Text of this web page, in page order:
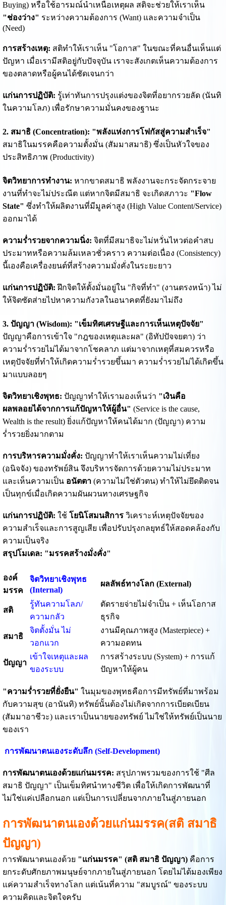
Buying) หรือใช้อารมณ์นำเหนือเหตุผล สติจะช่วยให้เราเห็น
"ช่องว่าง" ระหว่างความต้องการ (Want) และความจำเป็น
(Need)
การสร้างเหตุ: สติทำให้เราเห็น "โอกาส" ในขณะที่คนอื่นเห็นแต่
ปัญหา เมื่อเรามีสติอยู่กับปัจจุบัน เราจะสังเกตเห็นความต้องการ
ของตลาดหรือผู้คนได้ชัดเจนกว่า
แก่นการปฏิบัติ: รู้เท่าทันการปรุงแต่งของจิตที่อยากรวยลัด (นันทิ
ในความโลภ) เพื่อรักษาความมั่นคงของฐานะ
2. สมาธิ (Concentration): "พลังแห่งการโฟกัสสู่ความสำเร็จ"
สมาธิในมรรคคือความตั้งมั่น (สัมมาสมาธิ) ซึ่งเป็นหัวใจของ
ประสิทธิภาพ (Productivity)
จิตวิทยาการทำงาน: หากขาดสมาธิ พลังงานจะกระจัดกระจาย
งานที่ทำจะไม่ประณีต แต่หากจิตมีสมาธิ จะเกิดสภาวะ "Flow
State" ซึ่งทำให้ผลิตงานที่มีมูลค่าสูง (High Value Content/Service)
ออกมาได้
ความร่ำรวยจากความนิ่ง: จิตที่มีสมาธิจะไม่หวั่นไหวต่อคำสบ
ประมาทหรือความล้มเหลวชั่วคราว ความต่อเนื่อง (Consistency)
นี้เองคือเครื่องยนต์ที่สร้างความมั่งคั่งในระยะยาว
แก่นการปฏิบัติ: ฝึกจิตให้ตั้งมั่นอยู่ใน "กิจที่ทำ" (งานตรงหน้า) ไม่
ให้จิตซัดส่ายไปหาความกังวลในอนาคตที่ยังมาไม่ถึง
3. ปัญญา (Wisdom): "เข็มทิศเศรษฐีและการเห็นเหตุปัจจัย"
ปัญญาคือการเข้าใจ "กฎของเหตุและผล" (อิทัปปัจจยตา) ว่า
ความร่ำรวยไม่ได้มาจากโชคลาภ แต่มาจากเหตุที่สมควรหรือ
เหตุปัจจัยที่ทำให้เกิดความร่ำรวยขึ้นมา ความร่ำรวยไม่ได้เกิดขึ้น
มาแบบลอยๆ
จิตวิทยาเชิงพุทธ: ปัญญาทำให้เรามองเห็นว่า "เงินคือ
ผลพลอยได้จากการแก้ปัญหาให้ผู้อื่น" (Service is the cause,
Wealth is the result) ยิ่งแก้ปัญหาให้คนได้มาก (ปัญญา) ความ
ร่ำรวยยิ่งมากตาม
การบริหารความมั่งคั่ง: ปัญญาทำให้เราเห็นความไม่เที่ยง
(อนิจจัง) ของทรัพย์สิน จึงบริหารจัดการด้วยความไม่ประมาท
และเห็นความเป็น อนัตตา(ความไม่ใช่ตัวตน) ทำให้ไม่ยึดติดจน
เป็นทุกข์เมื่อเกิดความผันผวนทางเศรษฐกิจ
แก่นการปฏิบัติ: ใช้ โยนิโสมนสิการวิเคราะห์เหตุปัจจัยของ
ความสำเร็จและการสูญเสีย เพื่อปรับปรุงกลยุทธ์ให้สอดคล้องกับ
ความเป็นจริง
สรุปโมเดล: "มรรคสร้างมั่งคั่ง"
องค์
มรรค
จิตวิทยาเชิงพุทธ
(Internal)
ผลลัพธ์ทางโลก (External)
สติ
รู้ทันความโลภ/
ความกลัว
ตัดรายจ่ายไม่จำเป็น + เห็นโอกาส
ธุรกิจ
สมาธิ
จิตตั้งมั่น ไม่
วอกแวก
งานมีคุณภาพสูง (Masterpiece) +
ความอดทน
ปัญญา
เข้าใจเหตุและผล
ของระบบ
การสร้างระบบ (System) + การแก้
ปัญหาให้ผู้คน
"ความร่ำรวยที่ยั่งยืน" ในมุมของพุทธคือการมีทรัพย์ที่มาพร้อม
กับความสุข (อานันทิ) ทรัพย์นั้นต้องไม่เกิดจากการเบียดเบียน
(สัมมาอาชีวะ) และเราเป็นนายของทรัพย์ ไม่ใช่ให้ทรัพย์เป็นนาย
ของเรา
การพัฒนาตนเองระดับลึก (Self-Development)
การพัฒนาตนเองด้วยแก่นมรรค: สรุปภาพรวมของการใช้ "ศีล
สมาธิ ปัญญา" เป็นเข็มทิศนำทางชีวิต เพื่อให้เกิดการพัฒนาที่
ไม่ใช่แค่เปลือกนอก แต่เป็นการเปลี่ยนจากภายในสู่ภายนอก
การพัฒนาตนเองด้วยแก่นมรรค(สติ สมาธิ
ปัญญา)
การพัฒนาตนเองด้วย "แก่นมรรค" (สติ สมาธิ ปัญญา)คือการ
ยกระดับศักยภาพมนุษย์จากภายในสู่ภายนอก โดยไม่ได้มองเพียง
แค่ความสำเร็จทางโลก แต่เน้นที่ความ "สมบูรณ์" ของระบบ
ความคิดและจิตใจครับ